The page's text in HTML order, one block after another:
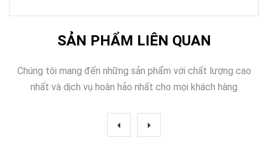
SẢN PHẨM LIÊN QUAN
Chúng tôi mang đến những sản phẩm với chất lượng cao
nhất và dịch vụ hoàn hảo nhất cho mọi khách hàng